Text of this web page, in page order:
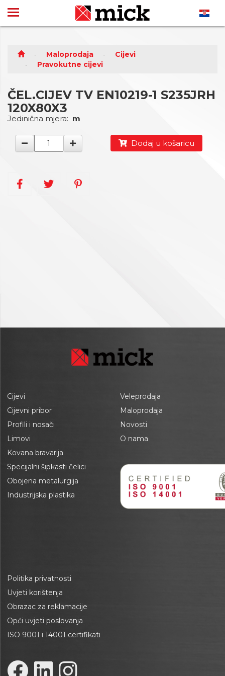
Maloprodaja
Cijevi
Pravokutne cijevi
ČEL.CIJEV TV EN10219-1 S235JRH
120X80X3
Jedinična mjera: m
Dodaj u košaricu
Cijevi
Cijevni pribor
Profili i nosači
Limovi
Kovana bravarija
Specijalni šipkasti čelici
Obojena metalurgija
Industrijska plastika
Veleprodaja
Maloprodaja
Novosti
O nama
Politika privatnosti
Uvjeti korištenja
Obrazac za reklamacije
Opći uvjeti poslovanja
ISO 9001 i 14001 certifikati